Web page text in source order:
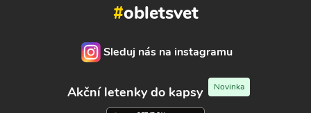
#obletsvet
Sleduj nás na instagramu
Akční letenky do kapsy Novinka